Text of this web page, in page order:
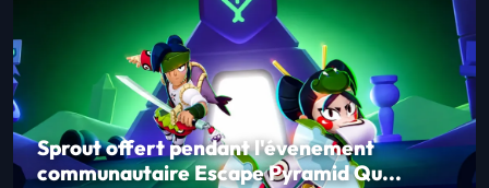
Sprout offert pendant l'évenement
communautaire Escape Pyramid Qu...